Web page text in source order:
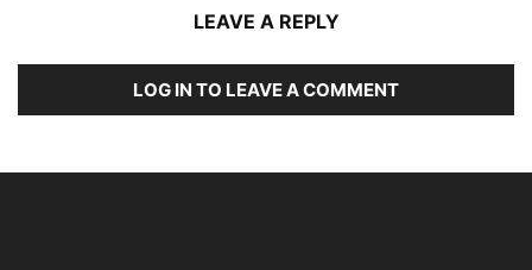
LEAVE A REPLY
LOG IN TO LEAVE A COMMENT